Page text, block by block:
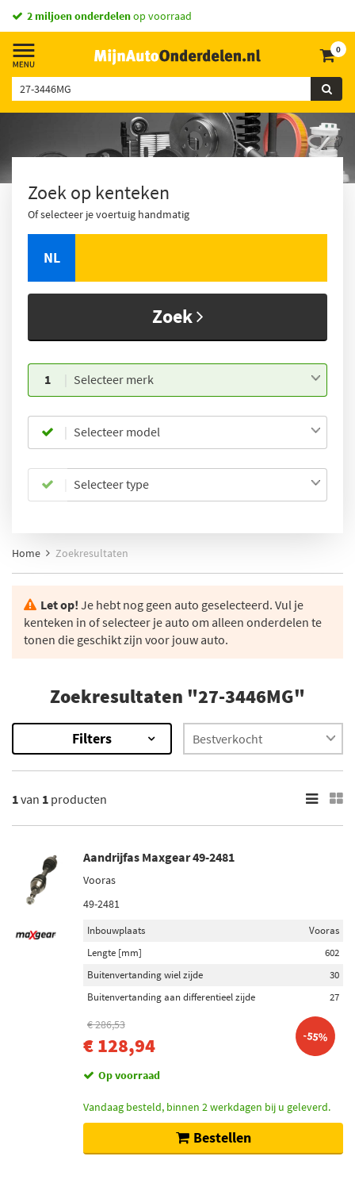
2 miljoen onderdelenop voorraad
0
Zoek op kenteken
Of selecteer je voertuig handmatig
NL
Zoek
1 Selecteer merk
Selecteer model
Selecteer type
Home Zoekresultaten
Let op! Je hebt nog geen auto geselecteerd. Vul je
kenteken in of selecteer je auto om alleen onderdelen te
tonen die geschikt zijn voor jouw auto.
Zoekresultaten "27-3446MG"
Filters
1Resultaten
×
1van 1 producten
Aandrijfas Maxgear 49-2481
Vooras
49-2481
Inbouwplaats
Vooras
Lengte [mm]
602
Buitenvertanding wiel zijde
30
Buitenvertanding aan differentieel zijde
27
€ 286,53
€ 128,94 -55%
Op voorraad
Vandaag besteld, binnen 2 werkdagen bij u geleverd.
Bestellen